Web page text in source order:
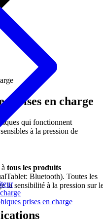
prises en charge
prises en charge
qui fonctionnent
à la pression de
tous les produits
Bluetooth). Toutes les
la sensibilité à la pression sur